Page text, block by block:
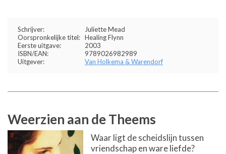
Schrijver:
Juliette Mead
Oorspronkelijke titel: Healing Flynn
Eerste uitgave:
2003
ISBN/EAN:
9789026982989
Uitgever:
Van Holkema & Warendorf
Weerzien aan de Theems
Waar ligt de scheidslijn tussen
vriendschap en ware liefde?